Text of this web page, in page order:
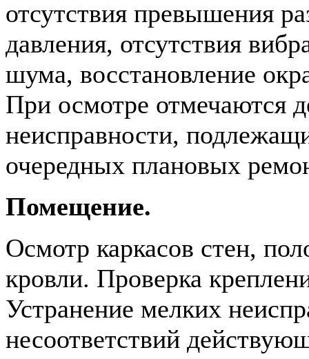
отсутствия превышения
давления, отсутствия
шума, восстановление
При осмотре отмечаются
неисправности,
очередных плановых
Помещение.
Осмотр каркасов стен,
кровли. Проверка
Устранение мелких
несоответствий